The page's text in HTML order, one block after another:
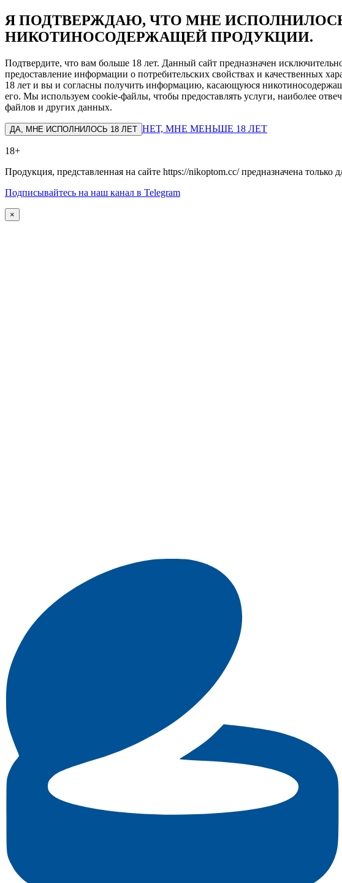
Я ПОДТВЕРЖДАЮ, ЧТО МНЕ
НИКОТИНОСОДЕРЖАЩЕЙ ПРОДУКЦИИ.
Подтвердите, что вам больше 18 лет. Данный сайт предназначен
предоставление информации о потребительских свойствах и качественных
18 лет и вы и согласны получить информацию, касающуюся
его. Мы используем cookie-файлы, чтобы предоставлять услуги, наиболее
файлов и других данных.
ДА, МНЕ ИСПОЛНИЛОСЬ 18 ЛЕТ НЕТ, МНЕ МЕНЬШЕ 18 ЛЕТ
18+
Продукция, представленная на сайте https://nikoptom.cc/ предназначена
Подписывайтесь на наш канал в Telegram
×